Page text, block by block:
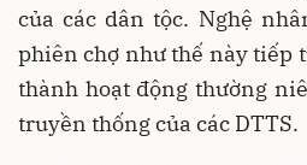
của các dân tộc. Nghệ
phiên chợ như thế này tiếp
thành hoạt động thường
truyền thống của các DTTS.